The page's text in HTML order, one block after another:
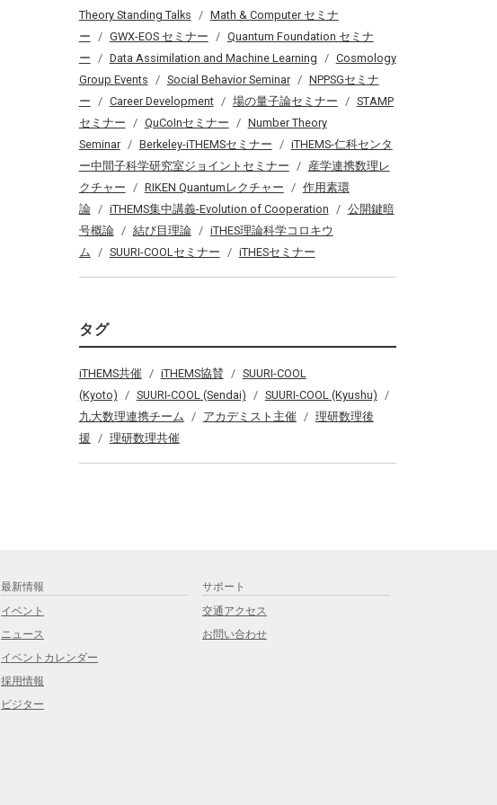
Theory Standing Talks
Math & Computer セミナ
ー
GWX-EOS セミナー
Quantum Foundation セミナ
ー
Data Assimilation and Machine Learning
Cosmology
Group Events
Social Behavior Seminar
NPPSGセミナ
ー
Career Development 場の量子論セミナー
STAMP
セミナー
QuCoInセミナー
Number Theory
Seminar
Berkeley-iTHEMSセミナー
iTHEMS-仁科センタ
ー中間子科学研究室ジョイントセミナー
産学連携数理レ
クチャー
RIKEN Quantumレクチャー
作用素環
論
iTHEMS集中講義-Evolution of Cooperation
公開鍵暗
号概論
結び目理論
iTHES理論科学コロキウ
ム
SUURI-COOLセミナー iTHESセミナー
タグ
iTHEMS共催 iTHEMS協賛
SUURI-COOL
(Kyoto)
SUURI-COOL (Sendai)
SUURI-COOL (Kyushu)
九大数理連携チーム
アカデミスト主催
理研数理後
援
理研数理共催
最新情報
イベント
ニュース
イベントカレンダー
採用情報
ビジター
サポート
交通アクセス
お問い合わせ